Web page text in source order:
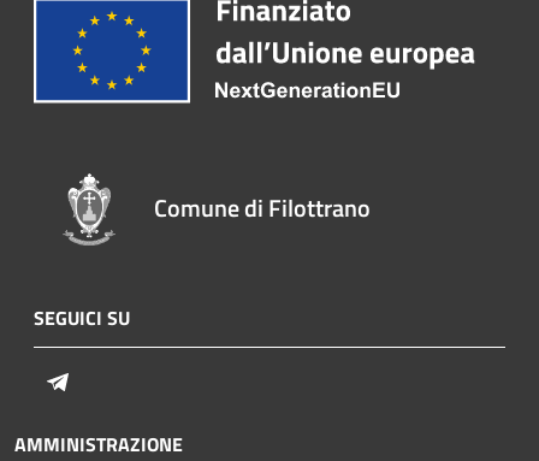
Comune di Filottrano
SEGUICI SU
AMMINISTRAZIONE